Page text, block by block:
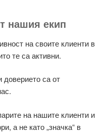
нашия екип
на своите клиенти в
те са активни.
доверието са от
на нашите клиенти и
а не като „значка“ в